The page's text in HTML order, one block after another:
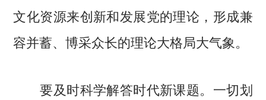
文化资源来创新和发展党的理论，形成兼
容并蓄、博采众长的理论大格局大气象。
要及时科学解答时代新课题。一切划